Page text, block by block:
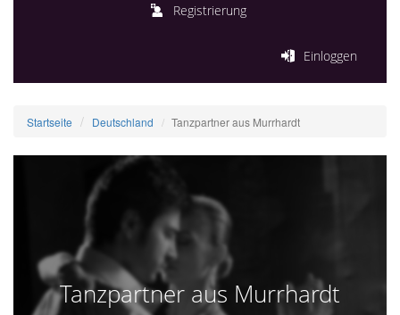
Registrierung
Einloggen
Startseite Deutschland Tanzpartner aus Murrhardt
Tanzpartner aus Murrhardt